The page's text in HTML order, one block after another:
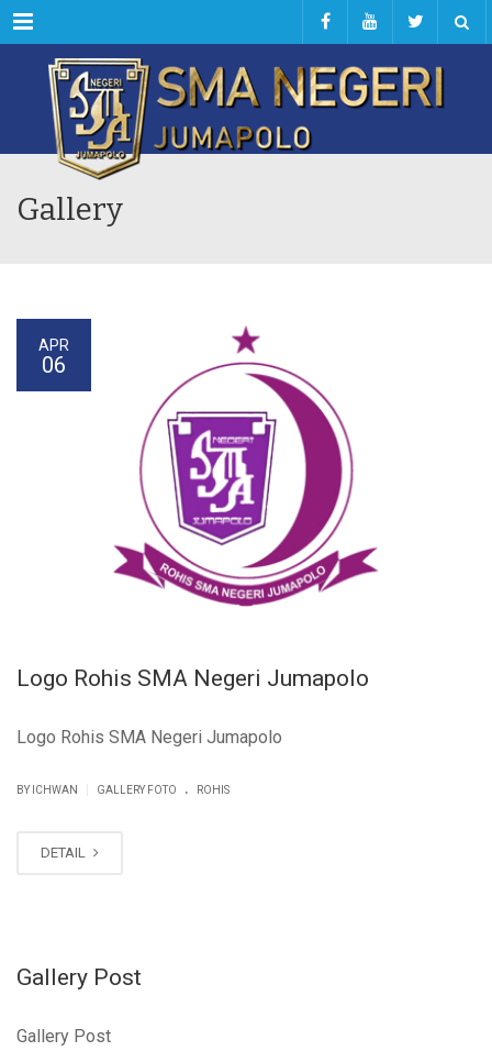
Menu
Gallery
APR
06
Logo Rohis SMA Negeri Jumapolo
Logo Rohis SMA Negeri Jumapolo
BY ICHWAN GALLERY FOTO . ROHIS
DETAIL
Gallery Post
Gallery Post